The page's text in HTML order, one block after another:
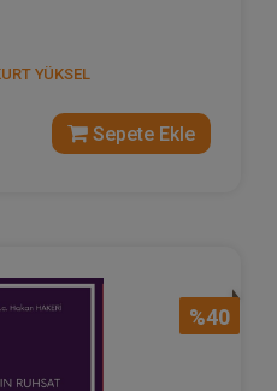
YÜKSEL
Sepete Ekle
%40